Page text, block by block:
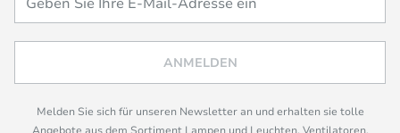
ANMELDEN
Melden Sie sich für unseren Newsletter an und erhalten sie tolle
Angebote aus dem Sortiment Lampen und Leuchten, Ventilatoren,